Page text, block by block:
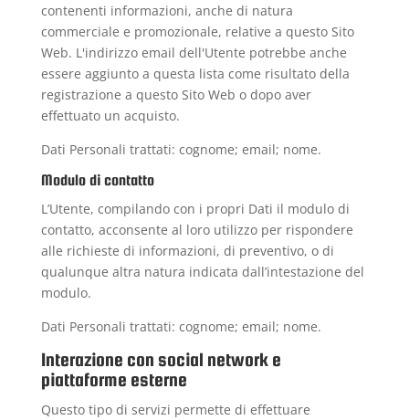
contenenti informazioni, anche di natura
commerciale e promozionale, relative a questo Sito
Web. L'indirizzo email dell'Utente potrebbe anche
essere aggiunto a questa lista come risultato della
registrazione a questo Sito Web o dopo aver
effettuato un acquisto.
Dati Personali trattati: cognome; email; nome.
Modulo di contatto
L’Utente, compilando con i propri Dati il modulo di
contatto, acconsente al loro utilizzo per rispondere
alle richieste di informazioni, di preventivo, o di
qualunque altra natura indicata dall’intestazione del
modulo.
Dati Personali trattati: cognome; email; nome.
Interazione con social network e
piattaforme esterne
Questo tipo di servizi permette di effettuare